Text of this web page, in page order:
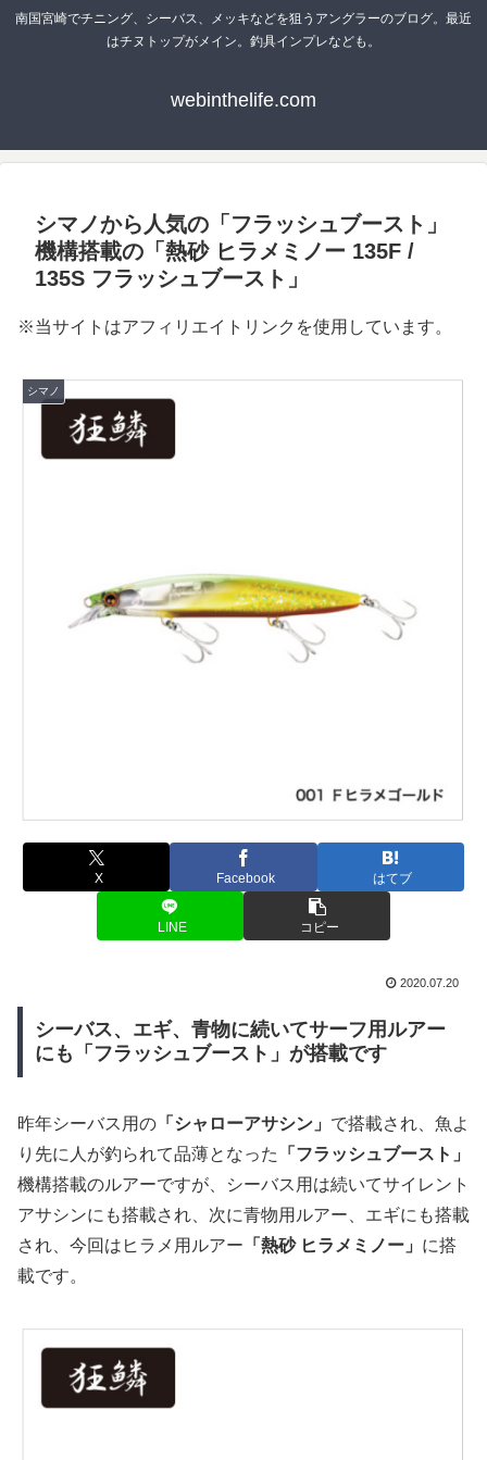
南国宮崎でチニング、シーバス、メッキなどを狙うアングラーのブログ。最近
はチヌトップがメイン。釣具インプレなども。
webinthelife.com
シマノから人気の「フラッシュブースト」
機構搭載の「熱砂 ヒラメミノー 135F /
135S フラッシュブースト」
※当サイトはアフィリエイトリンクを使用しています。
シマノ
X Facebook はてブ
LINE コピー
2020.07.20
シーバス、エギ、青物に続いてサーフ用ルアー
にも「フラッシュブースト」が搭載です
昨年シーバス用の 「シャローアサシン」 で搭載され、魚よ
り先に人が釣られて品薄となった
「フラッシュブースト」
機構搭載のルアーですが、シーバス用は続いてサイレント
アサシンにも搭載され、次に青物用ルアー、エギにも搭載
され、今回はヒラメ用ルアー 「熱砂 ヒラメミノー」 に搭
載です。